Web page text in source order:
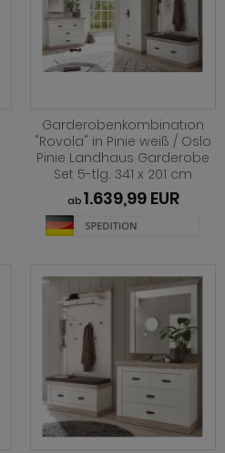
Garderobenkombination
"Rovola" in Pinie weiß / Oslo
Pinie Landhaus Garderobe
Set 5-tlg. 341 x 201 cm
ab 1.639,99 EUR